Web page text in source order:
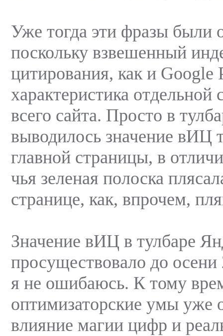
Уже тогда эти фразы были
поскольку взвешенный
цитирования, как и Google
характеристика
всего сайта. Просто в
выводилось значение вИЦ
главной страницы, в
чья зеленая полоска
странице, как, впрочем,
Значение вИЦ в тулбаре
просуществовало до осени
я не ошибаюсь. К тому
оптимизаторские умы уже
влияние магии цифр и